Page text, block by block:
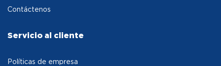
Contáctenos
Servicio al cliente
Políticas de empresa